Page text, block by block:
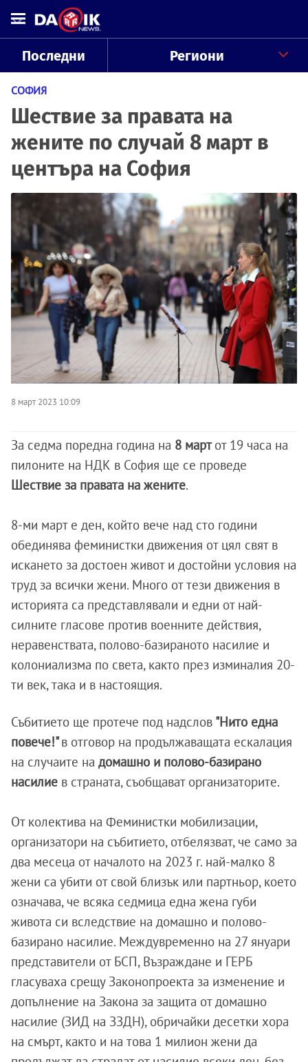
Последни Региони
СОФИЯ
Шествие за правата на
жените по случай 8 март в
центъра на София
8 март 2023 10:09
За седма поредна година на 8 мартот 19 часа на
пилоните на НДК в София ще се проведе
Шествие за правата на жените.
8-ми март е ден, който вече над сто години
обединява феминистки движения от цял свят в
искането за достоен живот и достойни условия на
труд за всички жени. Много от тези движения в
историята са представлявали и едни от най-
силните гласове против военните действия,
неравенствата, полово-базираното насилие и
колониализма по света, както през изминалия 20-
ти век, така и в настоящия.
Събитието ще протече под надслов "Нито една
повече!"в отговор на продължаващата ескалация
на случаите на домашно и полово-базирано
насилие в страната, съобщават организаторите.
От колектива на Феминистки мобилизации,
организатори на събитието, отбелязват, че само за
два месеца от началото на 2023 г. най-малко 8
жени са убити от свой близък или партньор, което
означава, че всяка седмица една жена губи
живота си вследствие на домашно и полово-
базирано насилие. Междувременно на 27 януари
представители от БСП, Възраждане и ГЕРБ
гласуваха срещу Законопроекта за изменение и
допълнение на Закона за защита от домашно
насилие (ЗИД на ЗЗДН), обричайки десетки хора
на смърт, както и на това 1 милион жени да